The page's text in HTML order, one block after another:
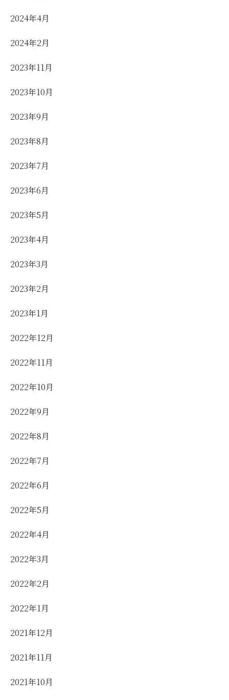
2024年4月
2024年2月
2023年11月
2023年10月
2023年9月
2023年8月
2023年7月
2023年6月
2023年5月
2023年4月
2023年3月
2023年2月
2023年1月
2022年12月
2022年11月
2022年10月
2022年9月
2022年8月
2022年7月
2022年6月
2022年5月
2022年4月
2022年3月
2022年2月
2022年1月
2021年12月
2021年11月
2021年10月